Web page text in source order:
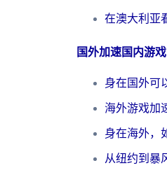
国外加速国内游戏